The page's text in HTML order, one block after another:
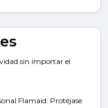
sin importar el
Flamaid: Protéjase